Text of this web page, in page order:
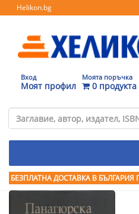
Helikon.bg
Вход
Моят профил
Моята поръчка
0 продукта
БЕЗПЛАТНА ДОСТАВКА В БЪЛГАРИЯ